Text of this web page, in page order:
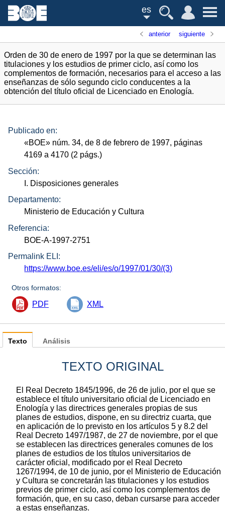
es
anterior siguiente
Orden de 30 de enero de 1997 por la que se determinan las
titulaciones y los estudios de primer ciclo, así como los
complementos de formación, necesarios para el acceso a las
enseñanzas de sólo segundo ciclo conducentes a la
obtención del título oficial de Licenciado en Enología.
Publicado en:
«BOE» núm. 34, de 8 de febrero de 1997, páginas
4169 a 4170 (2 págs.)
Sección:
I. Disposiciones generales
Departamento:
Ministerio de Educación y Cultura
Referencia:
BOE-A-1997-2751
Permalink ELI:
https://www.boe.es/eli/es/o/1997/01/30/(3)
Otros formatos:
PDF XML
Texto
TEXTO ORIGINAL
El Real Decreto 1845/1996, de 26 de julio, por el que se
establece el título universitario oficial de Licenciado en
Enología y las directrices generales propias de sus
planes de estudios, dispone, en su directriz cuarta, que
en aplicación de lo previsto en los artículos 5 y 8.2 del
Real Decreto 1497/1987, de 27 de noviembre, por el que
se establecen las directrices generales comunes de los
planes de estudios de los títulos universitarios de
carácter oficial, modificado por el Real Decreto
1267/1994, de 10 de junio, por el Ministerio de Educación
y Cultura se concretarán las titulaciones y los estudios
previos de primer ciclo, así como los complementos de
formación, que, en su caso, deban cursarse para acceder
a estas enseñanzas.
Análisis